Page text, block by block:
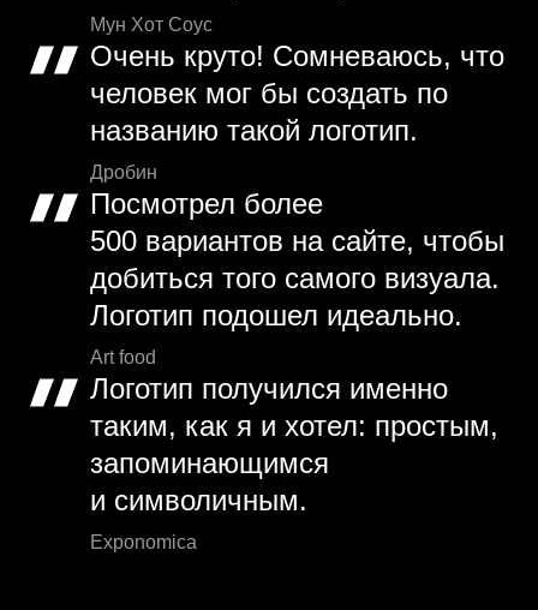
Мун Хот Соус
Очень круто! Сомневаюсь, что
человек мог бы создать по
названию такой логотип.
Дробин
Посмотрел более
500 вариантов на сайте, чтобы
добиться того самого визуала.
Логотип подошел идеально.
Art food
Логотип получился именно
таким, как я и хотел: простым,
запоминающимся
и символичным.
Exponomica